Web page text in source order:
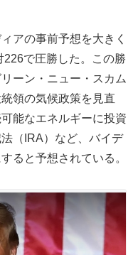
アの事前予想を大きく
で圧勝した。この勝
ーン・ニュー・スカム
領の気候政策を見直
能なエネルギーに投資
（IRA）など、バイデ
ると予想されている。